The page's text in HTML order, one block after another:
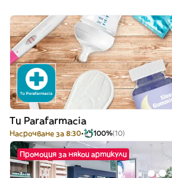
Tu Parafarmacia
Насрочване за 8:30 100%(10)
Промоция за някои артикули